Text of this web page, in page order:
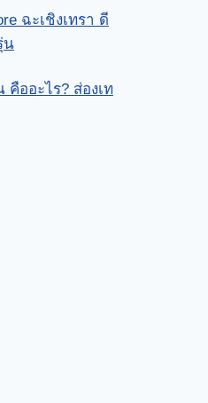
ฉะเชิงเทรา ดี
น
ออะไร? ส่องเท